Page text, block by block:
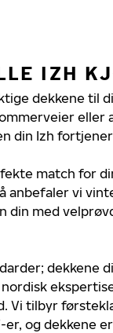
IZH
dekkene til
eller
din Izh
match for
anbefaler vi
din med
dekkene
Vi tilbyr
og dekkene